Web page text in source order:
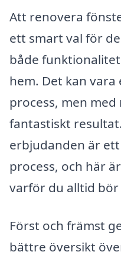
Att renovera
ett smart val för
både
hem. Det kan
process, men
fantastiskt
erbjudanden är
process, och här
varför du alltid
Först och främst
bättre översikt